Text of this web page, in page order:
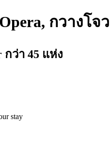
กวางโจว
ว่า 45 แห่ง
stay